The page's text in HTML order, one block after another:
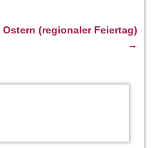
Ostern (regionaler Feiertag)
→